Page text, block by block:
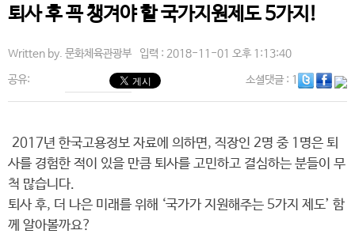
퇴사 후 꼭 챙겨야 할 국가지원제도 5가지!
Written by. 문화체육관광부 입력 : 2018-11-01 오후 1:13:40
공유: 소셜댓글: 1
2017년 한국고용정보 자료에 의하면, 직장인 2명 중 1명은 퇴
사를 경험한 적이 있을 만큼 퇴사를 고민하고 결심하는 분들이 무
척 많습니다.
퇴사 후, 더 나은 미래를 위해 ‘국가가 지원해주는 5가지 제도’ 함
께 알아볼까요?